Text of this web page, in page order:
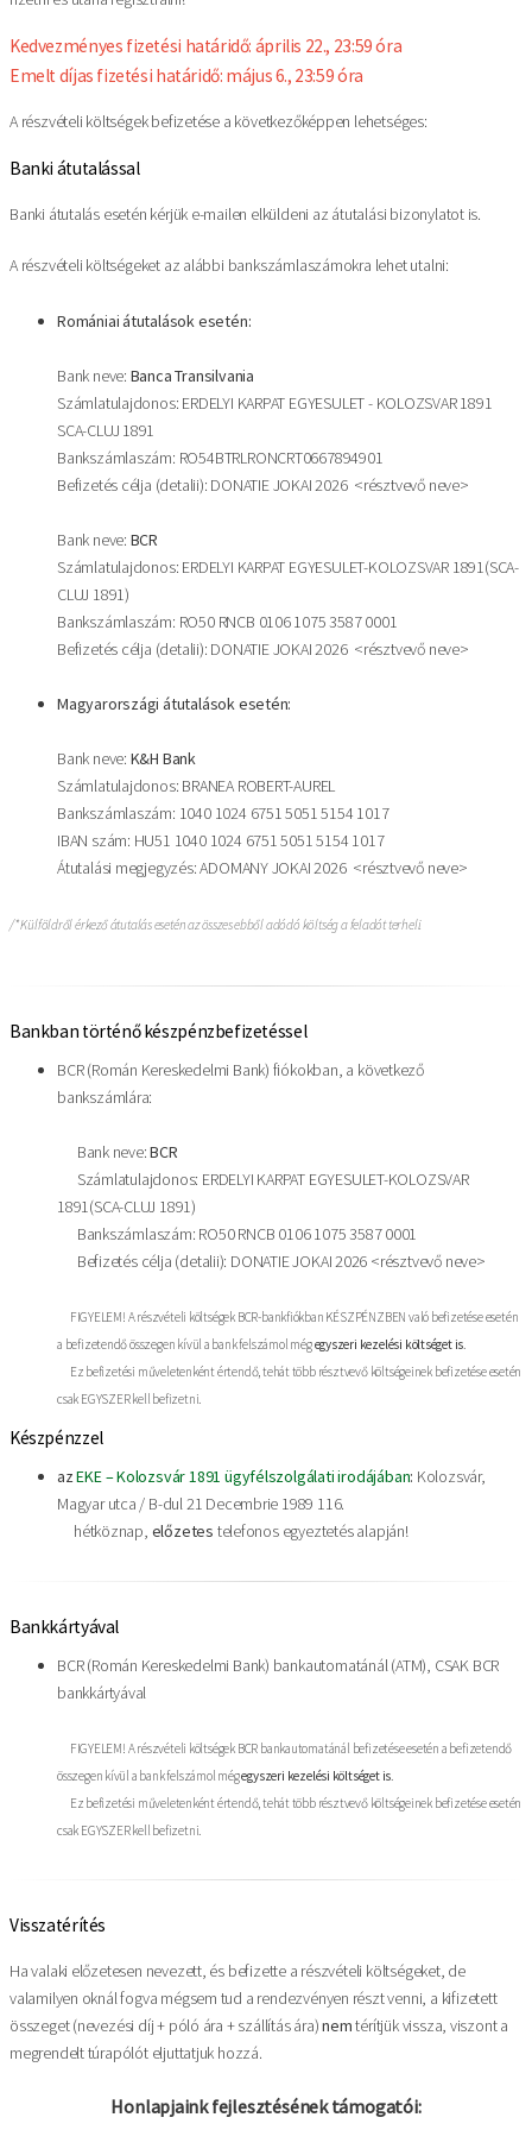
Kedvezményes fizetési határidő: április 22., 23:59 óra
Emelt díjas fizetési határidő: május 6., 23:59 óra
A részvételi költségek befizetése a következőképpen lehetséges:
Banki átutalással
Banki átutalás esetén kérjük e-mailen elküldeni az átutalási bizonylatot is.
A részvételi költségeket az alábbi bankszámlaszámokra lehet utalni:
Romániai átutalások esetén:
Bank neve: Banca Transilvania
Számlatulajdonos: ERDELYI KARPAT EGYESULET - KOLOZSVAR 1891
SCA-CLUJ 1891
Bankszámlaszám: RO54BTRLRONCRT0667894901
Befizetés célja (detalii): DONATIE JOKAI 2026 <résztvevő neve>
Bank neve: BCR
Számlatulajdonos: ERDELYI KARPAT EGYESULET-KOLOZSVAR 1891(SCA-
CLUJ 1891)
Bankszámlaszám: RO50 RNCB 0106 1075 3587 0001
Befizetés célja (detalii): DONATIE JOKAI 2026 <résztvevő neve>
Magyarországi átutalások esetén:
Bank neve: K&H Bank
Számlatulajdonos: BRANEA ROBERT-AUREL
Bankszámlaszám: 1040 1024 6751 5051 5154 1017
IBAN szám: HU51 1040 1024 6751 5051 5154 1017
Átutalási megjegyzés: ADOMANY JOKAI 2026 <résztvevő neve>
/* Külföldről érkező átutalás esetén az összes ebből adódó költség a feladót terheli.
Bankban történő készpénzbefizetéssel
BCR (Román Kereskedelmi Bank) fiókokban, a következő
bankszámlára:
Bank neve:BCR
Számlatulajdonos: ERDELYI KARPAT EGYESULET-KOLOZSVAR
1891(SCA-CLUJ 1891)
Bankszámlaszám: RO50 RNCB 0106 1075 3587 0001
Befizetés célja (detalii): DONATIE JOKAI 2026 <résztvevő neve>
FIGYELEM! A részvételi költségek BCR-bankfiókban KÉSZPÉNZBEN való befizetése esetén
a befizetendő összegen kívül a bank felszámol mégegyszeri kezelési költséget is.
Ez befizetési műveletenként értendő, tehát több résztvevő költségeinek befizetése esetén
csak EGYSZER kell befizetni.
Készpénzzel
azEKE – Kolozsvár 1891 ügyfélszolgálati irodájában: Kolozsvár,
Magyar utca / B-dul 21 Decembrie 1989 116.
hétköznap, előzetes telefonos egyeztetés alapján!
Bankkártyával
BCR (Román Kereskedelmi Bank) bankautomatánál (ATM), CSAK BCR
bankkártyával
FIGYELEM! A részvételi költségek BCR bankautomatánál befizetése esetén a befizetendő
összegen kívül a bank felszámol mégegyszeri kezelési költséget is.
Ez befizetési műveletenként értendő, tehát több résztvevő költségeinek befizetése esetén
csak EGYSZER kell befizetni.
Visszatérítés
Ha valaki előzetesen nevezett, és befizette a részvételi költségeket, de
valamilyen oknál fogva mégsem tud a rendezvényen részt venni, a kifizetett
összeget (nevezési díj + póló ára + szállítás ára)nemtérítjük vissza, viszont a
megrendelt túrapólót eljuttatjuk hozzá.
Honlapjaink fejlesztésének támogatói: